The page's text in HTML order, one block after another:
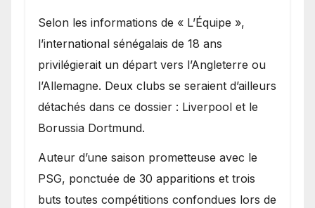
Selon les informations de « L’Équipe »,
l’international sénégalais de 18 ans
privilégierait un départ vers l’Angleterre ou
l’Allemagne. Deux clubs se seraient d’ailleurs
détachés dans ce dossier : Liverpool et le
Borussia Dortmund.
Auteur d’une saison prometteuse avec le
PSG, ponctuée de 30 apparitions et trois
buts toutes compétitions confondues lors de